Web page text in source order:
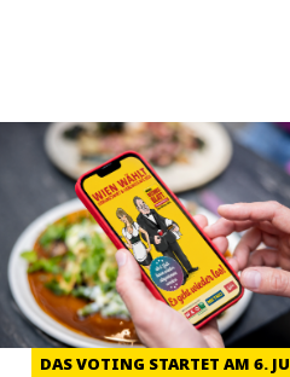
DAS VOTING STARTET AM 6.